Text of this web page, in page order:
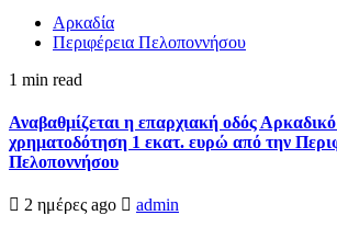
Αρκαδία
Περιφέρεια Πελοποννήσου
1 min read
Αναβαθμίζεται η επαρχιακή οδός
χρηματοδότηση 1 εκατ. ευρώ από την
Πελοποννήσου
2 ημέρες ago admin